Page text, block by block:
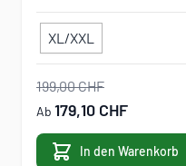
XL/XXL
199,00 CHF
Ab 179,10 CHF
In den Warenkorb